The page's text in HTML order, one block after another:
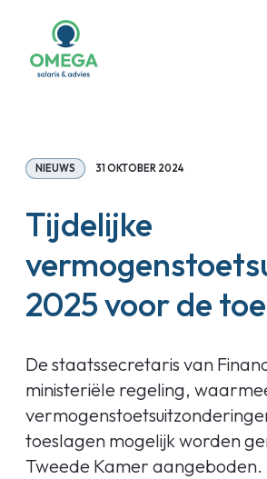
NIEUWS 31 OKTOBER 2024
Tijdelijke
2025 voor de
De staatssecretaris van
ministeriële regeling,
toeslagen mogelijk worden
Tweede Kamer aangeboden.